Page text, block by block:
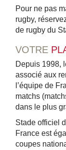
Pour ne pas
rugby,
de rugby du
VOTRE
Depuis 1998,
associé aux
l’équipe de
matchs
dans le plus
Stade officiel
France est
coupes